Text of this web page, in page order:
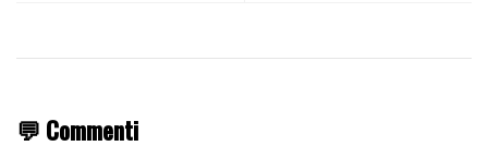
💬 Commenti